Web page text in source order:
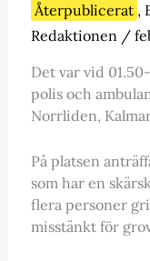
Återpublicerat ,
Redaktionen /
Det var vid
polis och
Norrliden,
På platsen
som har en
flera personer
misstänkt för